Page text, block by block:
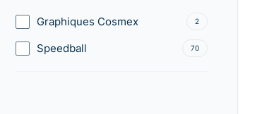
Graphiques Cosmex 2
Speedball 70